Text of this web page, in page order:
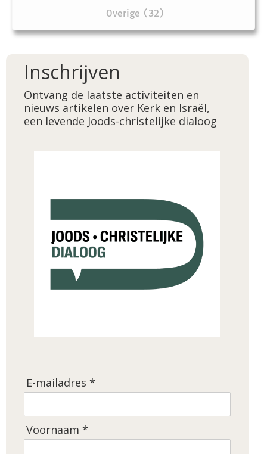
Overige (32)
Inschrijven
Ontvang de laatste activiteiten en
nieuws artikelen over Kerk en Israël,
een levende Joods-christelijke dialoog
E-mailadres *
Voornaam *